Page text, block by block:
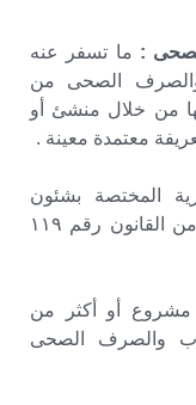
: ما تسفر عنه
الصحى من
من خلال منشئ أو
معتمدة معينة .
المختصة بشئون
التخطيط والتنظيم طبقاً للمادة الرابعة من القانون رقم ١١٩
أو أكثر من
والصرف الصحى